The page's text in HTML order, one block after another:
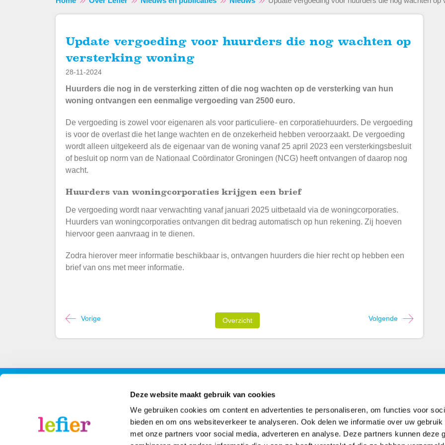
Deze website maakt gebruik van cookies
We gebruiken cookies om content en advertenties te personaliseren, om functies voor
bieden en om ons websiteverkeer te analyseren. Ook delen we informatie over uw
met onze partners voor social media, adverteren en analyse. Deze partners kunnen deze
Update vergoeding voor huurders die nog wachten op
versterking woning
28-11-2024
Huurders die nog in de versterking zitten of die nog wachten op de versterking van hun
woning ontvangen een eenmalige vergoeding van 2500 euro.
De vergoeding is zowel voor eigenaren als voor particuliere- en corporatiehuurders. De vergoeding
is voor de overlast die het lange wachten en de onzekerheid hebben veroorzaakt. De vergoeding
wordt alleen uitgekeerd als de eigenaar van de woning vanaf 25 april 2023 een versterkingsbesluit
of besluit op norm van de Nationaal Coördinator Groningen (NCG) heeft ontvangen of daarop nog
wacht.
Huurders van woningcorporaties krijgen een brief
De vergoeding wordt naar verwachting vanaf januari 2025 uitbetaald via de woningcorporaties.
Huurders van woningcorporaties ontvangen dit bedrag automatisch op hun rekening. Zij hoeven
hiervoor geen aanvraag in te dienen.
Zodra hierover meer informatie beschikbaar is, ontvangen huurders die hier recht op hebben een
brief van ons met meer informatie.
Volgende
Overzicht
Vorige
Contactinformatie
088 - 203 3000
Stuur een bericht
Volg ons
Facebook
Instagram
Postbus 2102
7801 CC Emmen